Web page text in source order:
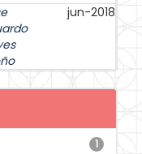
jun-2018
1